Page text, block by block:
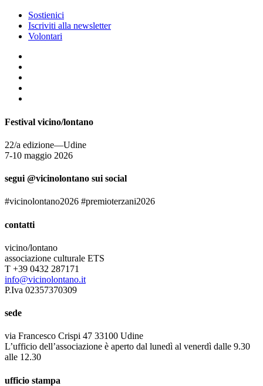
Sostienici
Iscriviti alla newsletter
Volontari
Festival vicino/lontano
22/a edizione—Udine
7-10 maggio 2026
segui @vicinolontano sui social
#vicinolontano2026 #premioterzani2026
contatti
vicino/lontano
associazione culturale ETS
T +39 0432 287171
info@vicinolontano.it
P.Iva 02357370309
sede
via Francesco Crispi 47 33100 Udine
L’ufficio dell’associazione è aperto dal lunedì al venerdì dalle 9.30
alle 12.30
ufficio stampa